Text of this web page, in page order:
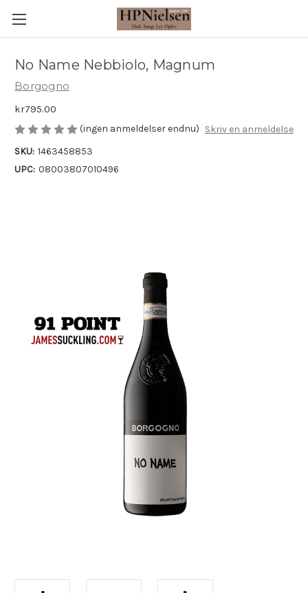
No Name Nebbiolo, Magnum
Borgogno
kr795.00
(ingen anmeldelser endnu) Skriv en anmeldelse
SKU: 1463458853
UPC: 08003807010496